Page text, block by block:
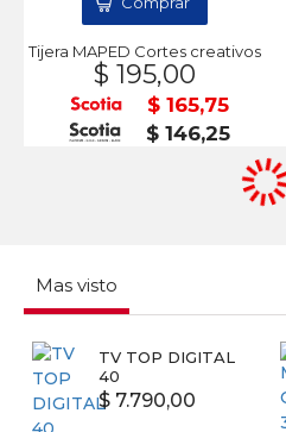
Tijera MAPED Cortes creativos
$ 195,00
$ 165,75
$ 146,25
Mas visto
TV TOP DIGITAL
40
$ 7.790,00